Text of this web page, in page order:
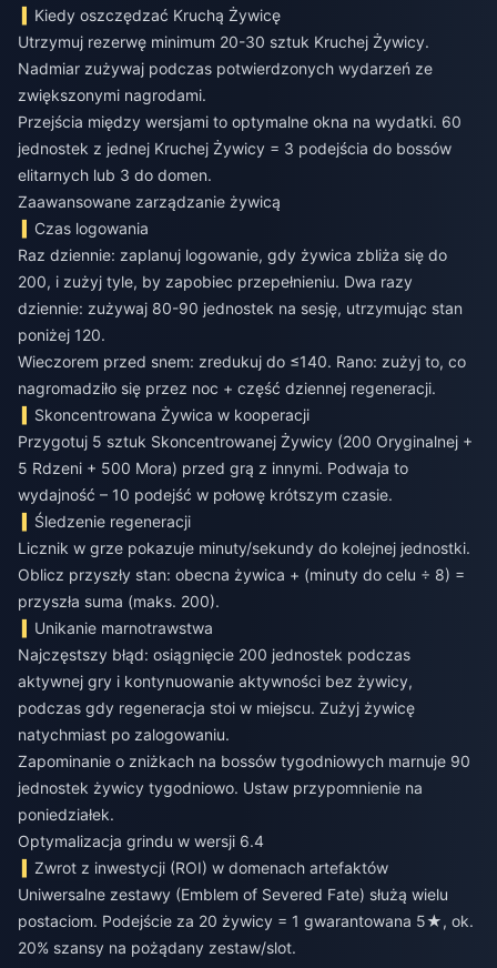
Kiedy oszczędzać Kruchą Żywicę
Utrzymuj rezerwę minimum 20-30 sztuk Kruchej Żywicy.
Nadmiar zużywaj podczas potwierdzonych wydarzeń ze
zwiększonymi nagrodami.
Przejścia między wersjami to optymalne okna na wydatki. 60
jednostek z jednej Kruchej Żywicy = 3 podejścia do bossów
elitarnych lub 3 do domen.
Zaawansowane zarządzanie żywicą
Czas logowania
Raz dziennie: zaplanuj logowanie, gdy żywica zbliża się do
200, i zużyj tyle, by zapobiec przepełnieniu. Dwa razy
dziennie: zużywaj 80-90 jednostek na sesję, utrzymując stan
poniżej 120.
Wieczorem przed snem: zredukuj do ≤140. Rano: zużyj to, co
nagromadziło się przez noc + część dziennej regeneracji.
Skoncentrowana Żywica w kooperacji
Przygotuj 5 sztuk Skoncentrowanej Żywicy (200 Oryginalnej +
5 Rdzeni + 500 Mora) przed grą z innymi. Podwaja to
wydajność – 10 podejść w połowę krótszym czasie.
Śledzenie regeneracji
Licznik w grze pokazuje minuty/sekundy do kolejnej jednostki.
Oblicz przyszły stan: obecna żywica + (minuty do celu ÷ 8) =
przyszła suma (maks. 200).
Unikanie marnotrawstwa
Najczęstszy błąd: osiągnięcie 200 jednostek podczas
aktywnej gry i kontynuowanie aktywności bez żywicy,
podczas gdy regeneracja stoi w miejscu. Zużyj żywicę
natychmiast po zalogowaniu.
Zapominanie o zniżkach na bossów tygodniowych marnuje 90
jednostek żywicy tygodniowo. Ustaw przypomnienie na
poniedziałek.
Optymalizacja grindu w wersji 6.4
Zwrot z inwestycji (ROI) w domenach artefaktów
Uniwersalne zestawy (Emblem of Severed Fate) służą wielu
postaciom. Podejście za 20 żywicy = 1 gwarantowana 5★, ok.
20% szansy na pożądany zestaw/slot.